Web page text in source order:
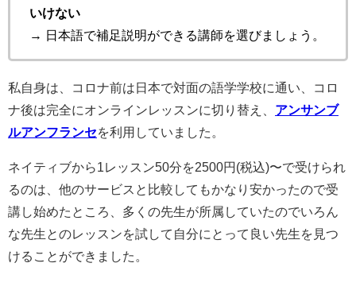
いけない
→ 日本語で補足説明ができる講師を選びましょう。
私自身は、コロナ前は日本で対面の語学学校に通い、コロ
ナ後は完全にオンラインレッスンに切り替え、 アンサンブ
ルアンフランセを利用していました。
ネイティブから1レッスン50分を2500円(税込)〜で受けられ
るのは、他のサービスと比較してもかなり安かったので受
講し始めたところ、多くの先生が所属していたのでいろん
な先生とのレッスンを試して自分にとって良い先生を見つ
けることができました。